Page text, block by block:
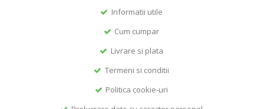
Informatii utile
Cum cumpar
Livrare si plata
Termeni si conditii
Politica cookie-uri